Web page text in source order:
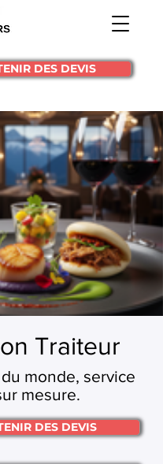
DES DEVIS
Traiteur
monde, service
mesure.
DES DEVIS